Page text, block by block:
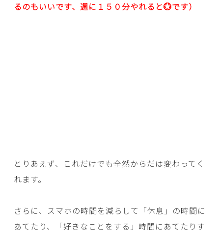
るのもいいです、週に１５０分やれると💮です）
とりあえず、これだけでも全然からだは変わってく
れます。
さらに、スマホの時間を減らして「休息」の時間に
あてたり、「好きなことをする」時間にあてたりす